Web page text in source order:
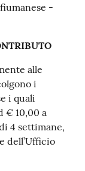
-
alle
i
i quali
€ 10,00 a
4 settimane,
dell’Ufficio